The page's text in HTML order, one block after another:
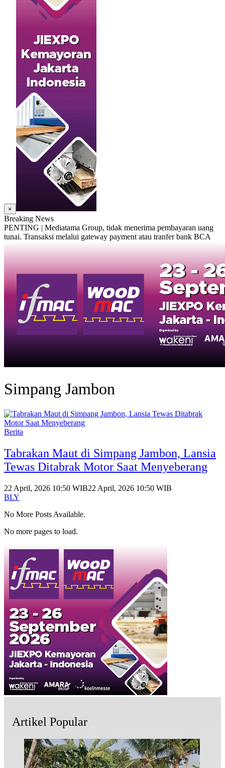
×
Breaking News
PENTING | Mediatama Group, tidak menerima pembayaran uang
tunai. Transaksi melalui gateway payment atau tranfer bank BCA
Simpang Jambon
Berita
Tabrakan Maut di Simpang Jambon, Lansia
Tewas Ditabrak Motor Saat Menyeberang
22 April, 2026 10:50 WIB22 April, 2026 10:50 WIB
BLY
No More Posts Available.
No more pages to load.
Artikel Popular